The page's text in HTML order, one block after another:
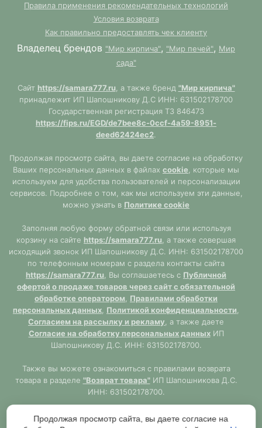
Правила применения рекомендательных технологий
Условия возврата
Как правильно предоставлять чек клиенту
Владелец брендов "Мир кирпича", "Мир печей", Мир
сада"
Сайт https://samara777.ru, а также бренд "Мир кирпича"
принадлежит ИП Шапошникову Д.С ИНН: 631502178700
Государственная регистрация ТЗ 846473
https://fips.ru/EGD/de7bee8c-0ccf-4a59-8951-
deed62424ec2.
Продолжая просмотр сайта, вы даете согласие на обработку
Ваших персональных данных в файлах cookie , которые мы
используем для удобства пользователей и персонализации
сервисов. Подробнее о том, как мы используем эти данные,
можно узнать в Политике cookie
Заполняя любую форму обратной связи или используя
корзину на сайте https://samara777.ru , а также совершая
исходящий звонок ИП Шапошникову Д.С. ИНН: 631502178700
по телефонным номерам с раздела контакты сайта
https://samara777.ru , Вы соглашаетесь с Публичной
офертой о продаже товаров через сайт с обязательной
обработке оператором
Правилами обработки
персональных данных Политикой конфиденциальности
Согласием на рассылку и рекламу , а также даете
Согласие на обработку персональных данныхИП
Шапошникову Д.С. ИНН: 631502178700.
Также вы можете ознакомиться с правилами возврата
товара в разделе "Возврат товара"ИП Шапошникова Д.С.
ИНН: 631502178700.
https://samara777.ru
не является публичной офертой,
Продолжая просмотр сайта, вы даете согласие на